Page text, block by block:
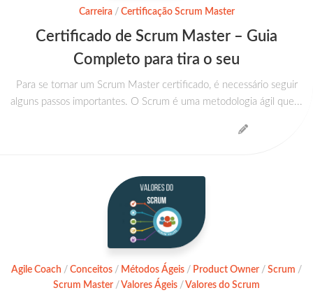
Carreira/ Certificação Scrum Master
Certificado de Scrum Master – Guia
Completo para tira o seu
Para se tornar um Scrum Master certificado, é necessário seguir
alguns passos importantes. O Scrum é uma metodologia ágil que...
Agile Coach / Conceitos / Métodos Ágeis / Product Owner / Scrum /
Scrum Master /Valores Ágeis /Valores do Scrum